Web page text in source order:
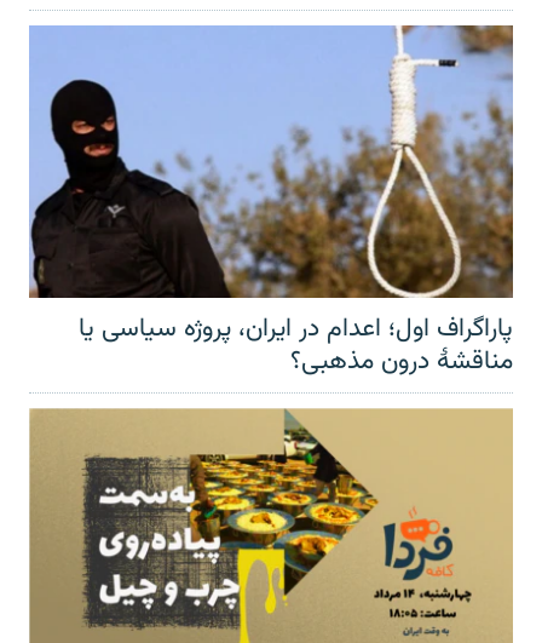
پاراگراف اول؛ اعدام در ایران، پروژه سیاسی یا
مناقشهٔ درون مذهبی؟